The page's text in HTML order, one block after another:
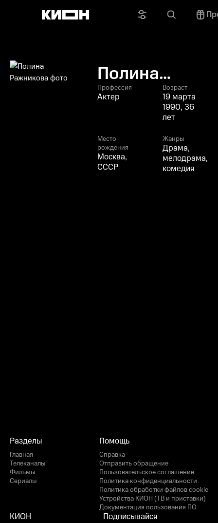
Полина
Ражникова
Профессия
Актер
Возраст
19 марта
1990, 36
лет
Место
рождения
Москва,
СССР
Жанры
Драма,
мелодрама,
комедия
Разделы
Главная
Телеканалы
Фильмы
Сериалы
Помощь
Справка
Отправить обращение
Пользовательское соглашение
Политика конфиденциальности
Политика обработки файлов cookie
Устройства КИОН (ТВ и приставки)
Документация пользования ПО
КИОН Подписывайся